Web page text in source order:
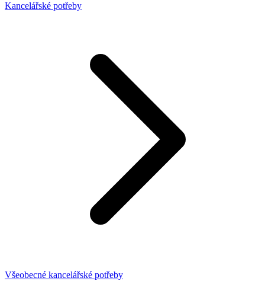
Kancelářské potřeby
Všeobecné kancelářské potřeby